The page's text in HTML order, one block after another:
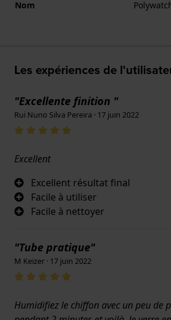
Nom
Les expériences de
"Excellente finition "
Rui Nuno Silva Pereira · 17 juin 2022
Excellent
Excellent résultat final
Facile à utiliser
Facile à nettoyer
"Tube pratique"
M Keizer · 17 juin 2022
Humidifiez le chiffon avec un peu de